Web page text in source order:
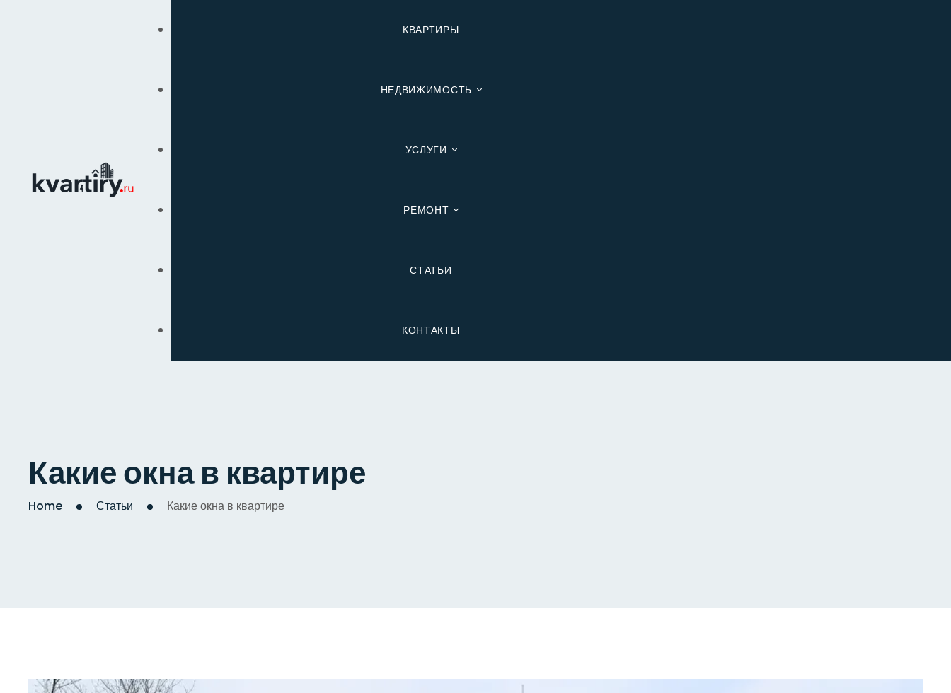
КВАРТИРЫ
НЕДВИЖИМОСТЬ
УСЛУГИ
РЕМОНТ
СТАТЬИ
КОНТАКТЫ
Какие окна в квартире
Home Статьи Какие окна в квартире